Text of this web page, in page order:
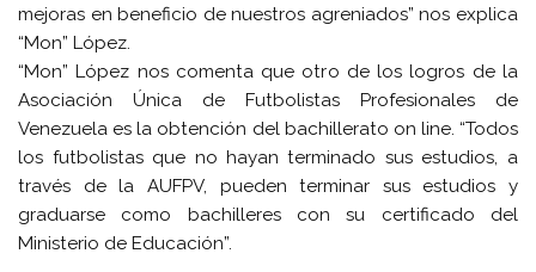
mejoras en beneficio de nuestros agreniados” nos explica
“Mon” López.
“Mon” López nos comenta que otro de los logros de la
Asociación Única de Futbolistas Profesionales de
Venezuela es la obtención del bachillerato on line. “Todos
los futbolistas que no hayan terminado sus estudios, a
través de la AUFPV, pueden terminar sus estudios y
graduarse como bachilleres con su certificado del
Ministerio de Educación”.